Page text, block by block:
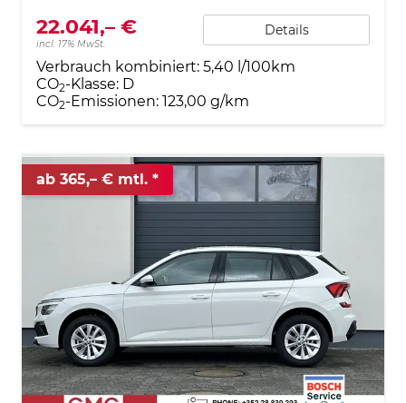
22.041,– €
incl. 17% MwSt.
Details
Verbrauch kombiniert: 5,40 l/100km
CO2-Klasse: D
CO2-Emissionen: 123,00 g/km
ab 365,– € mtl.